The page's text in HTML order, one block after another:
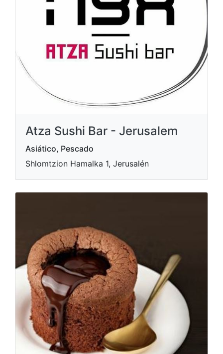
Atza Sushi Bar - Jerusalem
Asiático, Pescado
Shlomtzion Hamalka 1, Jerusalén